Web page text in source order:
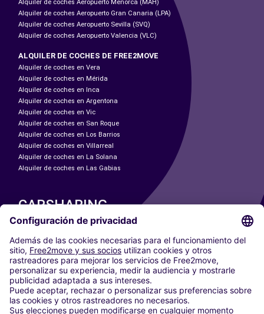
Alquiler de coches Aeropuerto Menorca (MAH)
Alquiler de coches Aeropuerto Gran Canaria (LPA)
Alquiler de coches Aeropuerto Sevilla (SVQ)
Alquiler de coches Aeropuerto Valencia (VLC)
ALQUILER DE COCHES DE FREE2MOVE
Alquiler de coches en Vera
Alquiler de coches en Mérida
Alquiler de coches en Inca
Alquiler de coches en Argentona
Alquiler de coches en Vic
Alquiler de coches en San Roque
Alquiler de coches en Los Barrios
Alquiler de coches en Villarreal
Alquiler de coches en La Solana
Alquiler de coches en Las Gabias
CARSHARING
NUESTRAS CIUDADES
Paris
Madrid
Washington DC
Milán
Roma
Turín
Viena